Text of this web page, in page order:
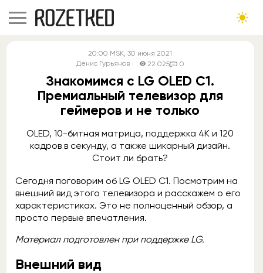
20:00 MSK, 30 июня 2021
Денис Гурьянов
22 025 0
Знакомимся с LG OLED С1.
Премиальный телевизор для
геймеров и не только
OLED, 10-битная матрица, поддержка 4K и 120
кадров в секунду, а также шикарный дизайн.
Стоит ли брать?
Сегодня поговорим об LG OLED С1. Посмотрим на
внешний вид этого телевизора и расскажем о его
характеристиках. Это не полноценный обзор, а
просто первые впечатления.
Материал подготовлен при поддержке LG.
Внешний вид